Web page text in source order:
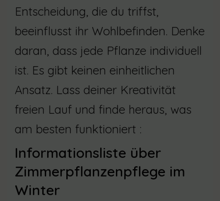
Entscheidung, die du triffst,
beeinflusst ihr Wohlbefinden. Denke
daran, dass jede Pflanze individuell
ist. Es gibt keinen einheitlichen
Ansatz. Lass deiner Kreativität
freien Lauf und finde heraus, was
am besten funktioniert :
Informationsliste über
Zimmerpflanzenpflege im
Winter